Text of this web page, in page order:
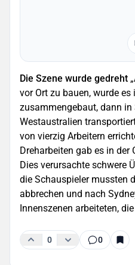
Die Szene wurde gedreht
vor Ort zu bauen, wurde es
zusammengebaut, dann
Westaustralien
von vierzig Arbeitern
Dreharbeiten gab es in der
Dies verursachte schwere
die Schauspieler mussten
abbrechen und nach
Innenszenen arbeiteten,
0 0